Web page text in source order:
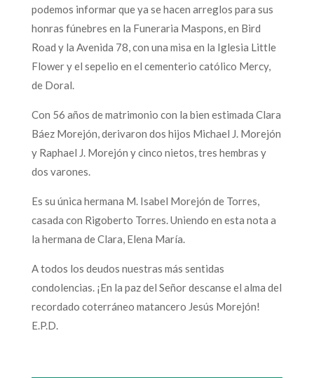
podemos informar que ya se hacen arreglos para sus
honras fúnebres en la Funeraria Maspons, en Bird
Road y la Avenida 78, con una misa en la Iglesia Little
Flower y el sepelio en el cementerio católico Mercy,
de Doral.
Con 56 años de matrimonio con la bien estimada Clara
Báez Morejón, derivaron dos hijos Michael J. Morejón
y Raphael J. Morejón y cinco nietos, tres hembras y
dos varones.
Es su única hermana M. Isabel Morejón de Torres,
casada con Rigoberto Torres. Uniendo en esta nota a
la hermana de Clara, Elena María.
A todos los deudos nuestras más sentidas
condolencias. ¡En la paz del Señor descanse el alma del
recordado coterráneo matancero Jesús Morejón!
E.P.D.